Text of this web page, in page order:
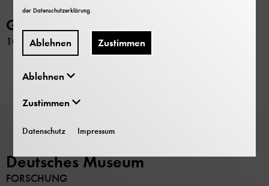
GND-Nr.
1027637442
Deutsches Museum
FORSCHUNG
derDatenschutzerklärung
Ablehnen Zustimmen
Ablehnen
Zustimmen
Datenschutz Impressum